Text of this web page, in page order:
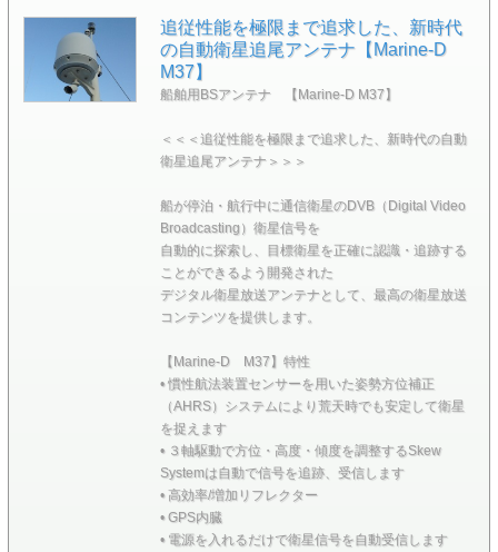
受信帯：70～1000MHz
BAND：FM・VHF・UHF
Gain ：0～6.5dBi
サイズ：400mmφ×H385mm
取付 ：M6φ 53×53mm×4本
※地上デジタルの特性上、地域や海域によって、受信しない
※受信状況の悪い場所では、増幅器を使用して下さい。
受信状況の良い場所で増幅器を使うと、映りが悪くなる場合
がありますのでご注意下さい。
※TV側の設定、「アンテナに電源を供給する」に設定する
必要がある場合があります。
※発送の際、製品チェックをしてからになります関係上、数
日頂きます事を御了承下さい。
追従性能を極限まで追求した、新時代
の自動衛星追尾アンテナ【Marine-D
M37】
船舶用BSアンテナ 【Marine-D M37】
＜＜＜追従性能を極限まで追求した、新時代の自動
衛星追尾アンテナ＞＞＞
船が停泊・航行中に通信衛星のDVB（Digital Video
Broadcasting）衛星信号を
自動的に探索し、目標衛星を正確に認識・追跡する
ことができるよう開発された
デジタル衛星放送アンテナとして、最高の衛星放送
コンテンツを提供します。
【Marine-D M37】特性
• 慣性航法装置センサーを用いた姿勢方位補正
（AHRS）システムにより荒天時でも安定して衛星
を捉えます
• ３軸駆動で方位・高度・傾度を調整するSkew
Systemは自動で信号を追跡、受信します
• 高効率/増加リフレクター
• GPS内臓
• 電源を入れるだけで衛星信号を自動受信します